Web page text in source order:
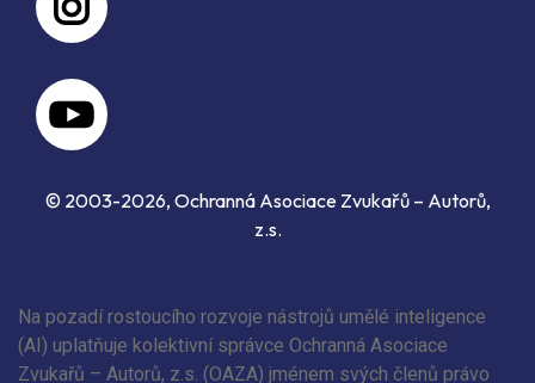
© 2003-2026, Ochranná Asociace Zvukařů – Autorů,
z.s.
Na pozadí rostoucího rozvoje nástrojů umělé inteligence
(AI) uplatňuje kolektivní správce Ochranná Asociace
Zvukařů – Autorů, z.s. (OAZA) jménem svých členů právo